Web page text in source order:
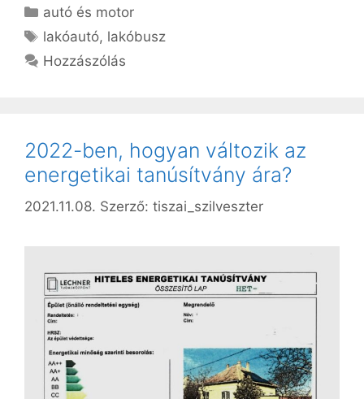
Kategória
autó és motor
Címkék
lakóautó, lakóbusz
Hozzászólás
2022-ben, hogyan változik az
energetikai tanúsítvány ára?
2021.11.08. Szerző: tiszai_szilveszter